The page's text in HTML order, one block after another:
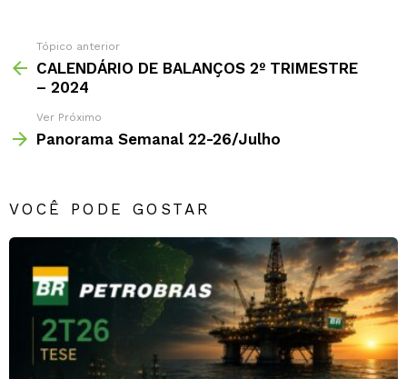
Tópico anterior
CALENDÁRIO DE BALANÇOS 2º TRIMESTRE
– 2024
Ver Próximo
Panorama Semanal 22-26/Julho
VOCÊ PODE GOSTAR